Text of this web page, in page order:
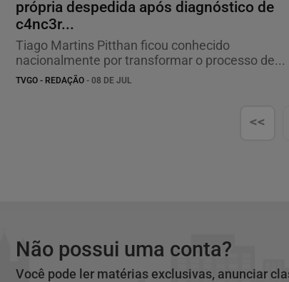
própria despedida após diagnóstico de
c4nc3r...
Tiago Martins Pitthan ficou conhecido
nacionalmente por transformar o processo de...
TVGO - REDAÇÃO - 08 DE JUL
<<
Não possui uma conta?
Você pode ler matérias exclusivas, anunciar